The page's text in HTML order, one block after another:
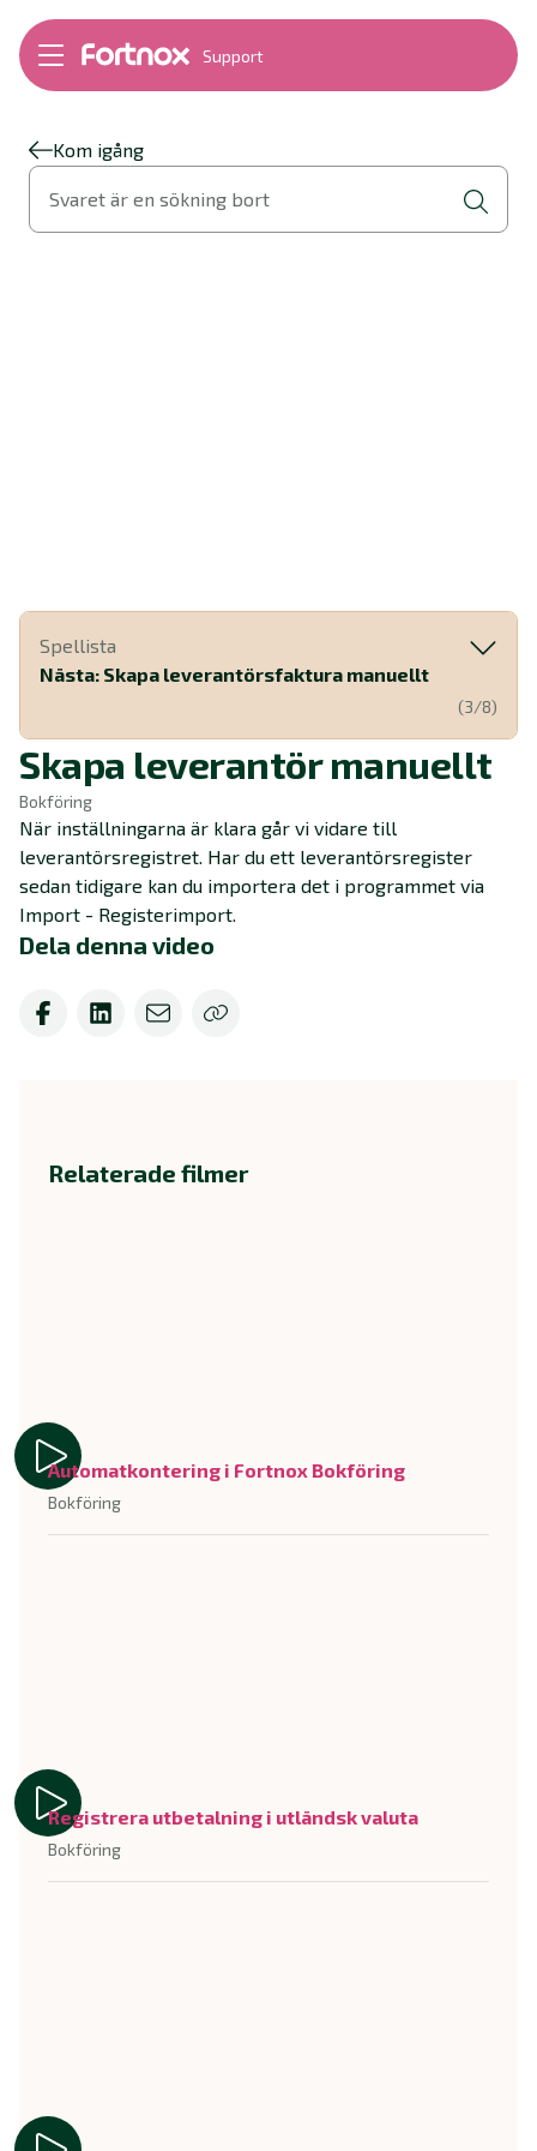
Support
Bokföring
Fakturering
Byt till Fortnox
Felsökning
Kom igång
Svaret är en sökning bort
Spellista
Nästa: Skapa leverantörsfaktura manuellt
(3/8)
Skapa leverantör manuellt
Bokföring
När inställningarna är klara går vi vidare till
leverantörsregistret. Har du ett leverantörsregister
sedan tidigare kan du importera det i programmet via
Import - Registerimport.
Dela denna video
Relaterade filmer
Automatkontering i Fortnox Bokföring
Bokföring
Registrera utbetalning i utländsk valuta
Bokföring